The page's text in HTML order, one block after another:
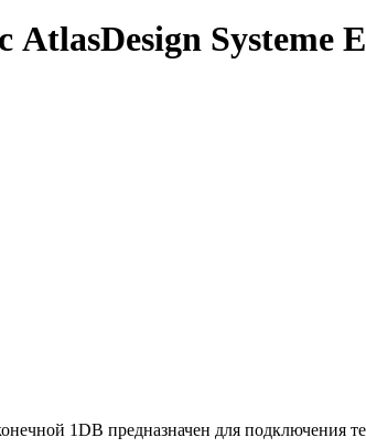
AtlasDesign Systeme
1DB предназначен для подключения